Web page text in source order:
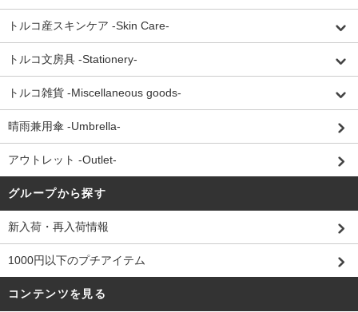
トルコ産スキンケア -Skin Care-
トルコ文房具 -Stationery-
トルコ雑貨 -Miscellaneous goods-
晴雨兼用傘 -Umbrella-
アウトレット -Outlet-
グループから探す
新入荷・再入荷情報
1000円以下のプチアイテム
コンテンツを見る